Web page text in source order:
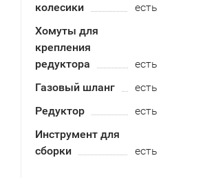
колесики
есть
Хомуты для
крепления
редуктора
есть
Газовый шланг
есть
Редуктор
есть
Инструмент для
сборки
есть